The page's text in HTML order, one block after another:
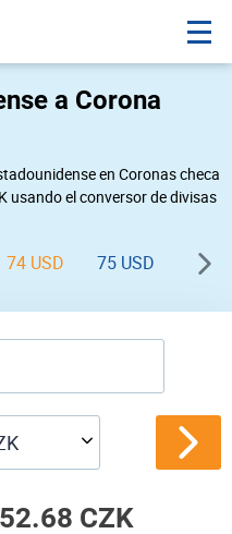
a Corona
en Coronas checa
usando el conversor de divisas
74 USD 75 USD 76
CZK